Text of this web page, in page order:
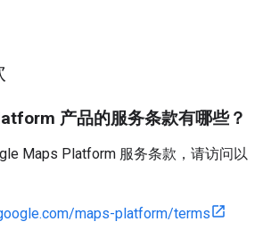
产品的服务条款有哪些？
Maps Platform 服务条款，请访问以
maps-platform/terms